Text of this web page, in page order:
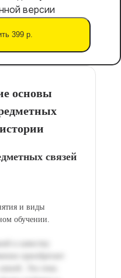
версии
399 р.
основы
связей
и виды
обучении.